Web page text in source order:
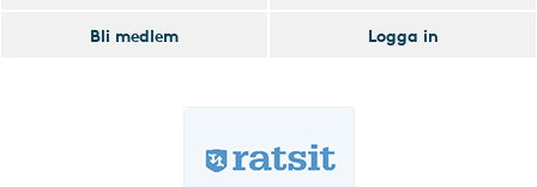
Bli medlem
Logga in